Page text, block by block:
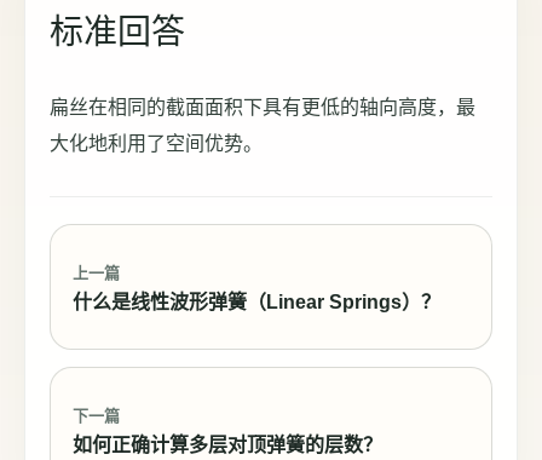
标准回答
扁丝在相同的截面面积下具有更低的轴向高度，最
大化地利用了空间优势。
上一篇
什么是线性波形弹簧（Linear Springs）？
下一篇
如何正确计算多层对顶弹簧的层数？